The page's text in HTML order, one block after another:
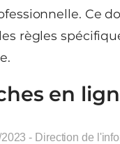
Ce
règles
en
- Direction de